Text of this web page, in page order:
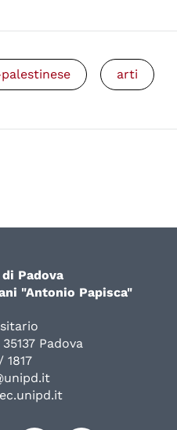
arti
Padova
"Antonio Papisca"
Padova
1817